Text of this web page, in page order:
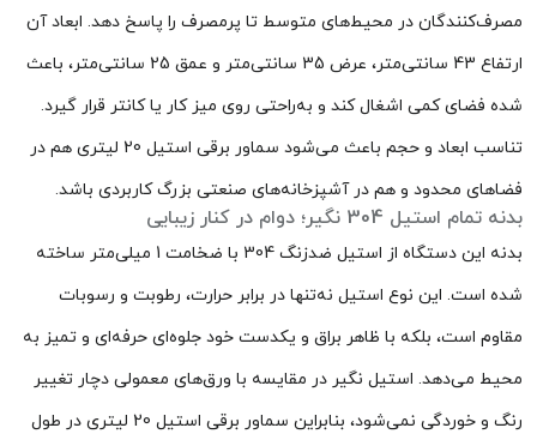
مصرف‌کنندگان در محیط‌های متوسط تا پرمصرف را پاسخ دهد. ابعاد آن
ارتفاع 43 سانتی‌متر، عرض 35 سانتی‌متر و عمق 25 سانتی‌متر، باعث
شده فضای کمی اشغال کند و به‌راحتی روی میز کار یا کانتر قرار گیرد.
تناسب ابعاد و حجم باعث می‌شود سماور برقی استیل 20 لیتری هم در
فضاهای محدود و هم در آشپزخانه‌های صنعتی بزرگ کاربردی باشد.
بدنه تمام استیل 304 نگیر؛ دوام در کنار زیبایی
بدنه این دستگاه از استیل ضدزنگ 304 با ضخامت 1 میلی‌متر ساخته
شده است. این نوع استیل نه‌تنها در برابر حرارت، رطوبت و رسوبات
مقاوم است، بلکه با ظاهر براق و یکدست خود جلوه‌ای حرفه‌ای و تمیز به
محیط می‌دهد. استیل نگیر در مقایسه با ورق‌های معمولی دچار تغییر
رنگ و خوردگی نمی‌شود، بنابراین سماور برقی استیل 20 لیتری در طول